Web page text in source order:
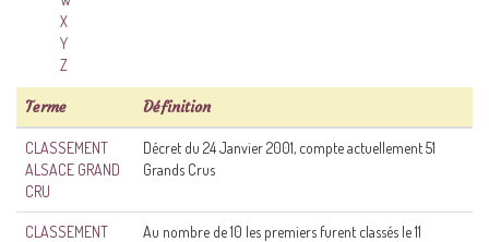
X
Y
Z
Terme Définition
CLASSEMENT
ALSACE GRAND
CRU
Décret du 24 Janvier 2001, compte actuellement 51
Grands Crus
CLASSEMENT
Au nombre de 10 les premiers furent classés le 11